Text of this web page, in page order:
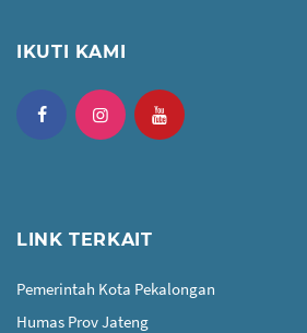
IKUTI KAMI
LINK TERKAIT
Pemerintah Kota Pekalongan
Humas Prov Jateng